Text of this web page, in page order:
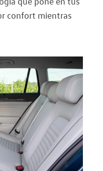
confort mientras